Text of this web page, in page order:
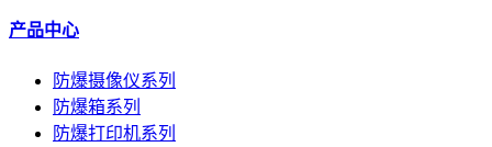
产品中心
防爆摄像仪系列
防爆箱系列
防爆打印机系列